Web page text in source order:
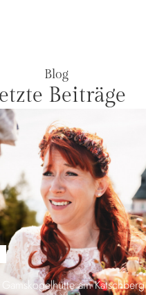
Blog
Beiträge
am Katschberg